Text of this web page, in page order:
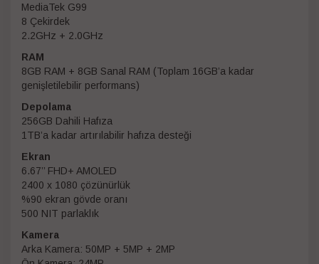
MediaTek G99
8 Çekirdek
2.2GHz + 2.0GHz
RAM
8GB RAM + 8GB Sanal RAM (Toplam 16GB’a kadar
genişletilebilir performans)
Depolama
256GB Dahili Hafıza
1TB’a kadar artırılabilir hafıza desteği
Ekran
6.67’’ FHD+ AMOLED
2400 x 1080 çözünürlük
%90 ekran gövde oranı
500 NIT parlaklık
Kamera
Arka Kamera: 50MP + 5MP + 2MP